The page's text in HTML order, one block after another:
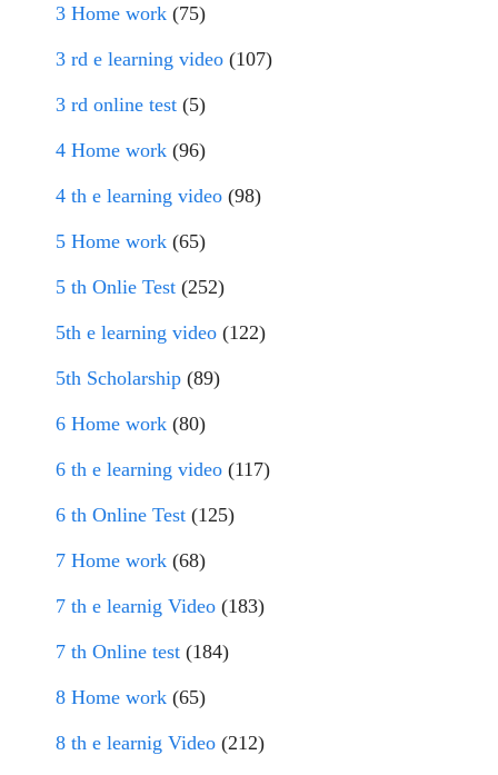
3 Home work (75)
3 rd e learning video (107)
3 rd online test (5)
4 Home work (96)
4 th e learning video (98)
5 Home work (65)
5 th Onlie Test (252)
5th e learning video (122)
5th Scholarship (89)
6 Home work (80)
6 th e learning video (117)
6 th Online Test (125)
7 Home work (68)
7 th e learnig Video (183)
7 th Online test (184)
8 Home work (65)
8 th e learnig Video (212)